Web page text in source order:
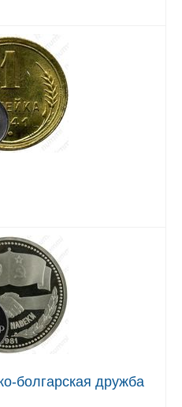
болгарская дружба